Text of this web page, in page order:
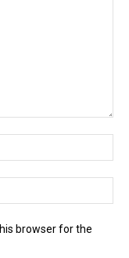
browser for the